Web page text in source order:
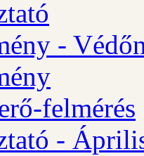
-
felmérés
-